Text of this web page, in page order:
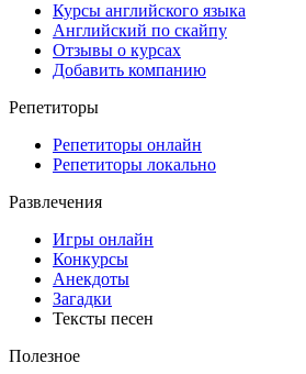
Курсы английского языка
Английский по скайпу
Отзывы о курсах
Добавить компанию
Репетиторы
Репетиторы онлайн
Репетиторы локально
Развлечения
Игры онлайн
Конкурсы
Анекдоты
Загадки
Тексты песен
Полезное